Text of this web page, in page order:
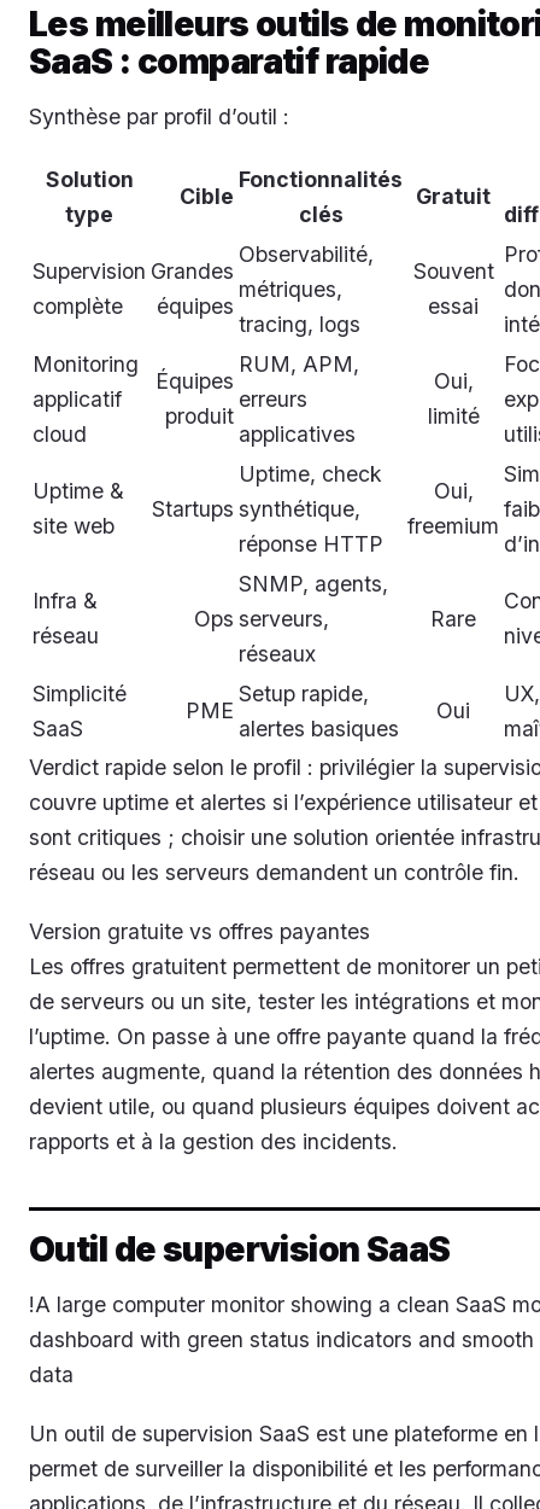
Les meilleurs outils de
SaaS : comparatif rapide
Synthèse par profil d’outil :
Solution
type
Cible
Fonctionnalités
clés
Gratuit
Supervision
complète
Grandes
équipes
Observabilité,
métriques,
tracing, logs
Souvent
essai
Monitoring
applicatif
cloud
Équipes
produit
RUM, APM,
erreurs
applicatives
Oui,
limité
Uptime &
site web
Startups
Uptime, check
synthétique,
réponse HTTP
Oui,
freemium
Infra &
réseau
Ops
SNMP, agents,
serveurs,
réseaux
Rare
Simplicité
SaaS
PME
Setup rapide,
alertes basiques
Oui
Verdict rapide selon le profil : privilégier la
couvre uptime et alertes si l’expérience utilisateur et
sont critiques ; choisir une solution orientée
réseau ou les serveurs demandent un contrôle fin.
Version gratuite vs offres payantes
Les offres gratuitent permettent de monitorer un
de serveurs ou un site, tester les intégrations et
l’uptime. On passe à une offre payante quand la
alertes augmente, quand la rétention des données
devient utile, ou quand plusieurs équipes doivent
rapports et à la gestion des incidents.
Outil de supervision SaaS
!A large computer monitor showing a clean SaaS
dashboard with green status indicators and
data
Un outil de supervision SaaS est une plateforme en
permet de surveiller la disponibilité et les
applications, de l’infrastructure et du réseau. Il